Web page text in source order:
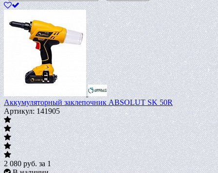
Аккумуляторный заклепочник ABSOLUT SK 50R
Артикул: 141905
2 080руб.за 1